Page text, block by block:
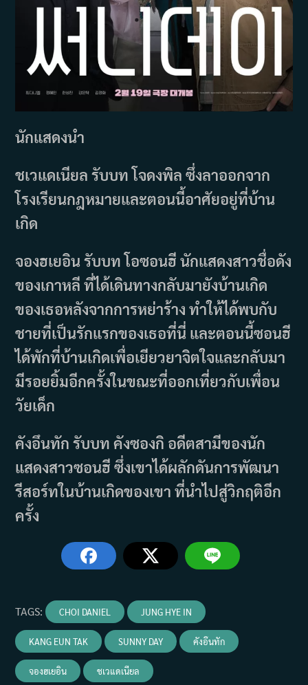
นักแสดงนำ
ชเวแดเนียล รับบท โจดงพิล ซึ่งลาออกจาก
โรงเรียนกฎหมายและตอนนี้อาศัยอยู่ที่บ้าน
เกิด
จองฮเยอิน รับบท โอซอนฮี นักแสดงสาวชื่อดัง
ของเกาหลี ที่ได้เดินทางกลับมายังบ้านเกิด
ของเธอหลังจากการหย่าร้าง ทำให้ได้พบกับ
ชายที่เป็นรักแรกของเธอที่นี่ และตอนนี้ซอนฮี
ได้พักที่บ้านเกิดเพื่อเยียวยาจิตใจและกลับมา
มีรอยยิ้มอีกครั้งในขณะที่ออกเที่ยวกับเพื่อน
วัยเด็ก
คังอึนทัก รับบท คังซองกิ อดีตสามีของนัก
แสดงสาวซอนฮี ซึ่งเขาได้ผลักดันการพัฒนา
รีสอร์ทในบ้านเกิดของเขา ที่นำไปสู่วิกฤติอีก
ครั้ง
TAGS: CHOI DANIEL JUNG HYE IN
KANG EUN TAK SUNNY DAY คังอึนทัก
จองฮเยอิน ชเวแดเนียล